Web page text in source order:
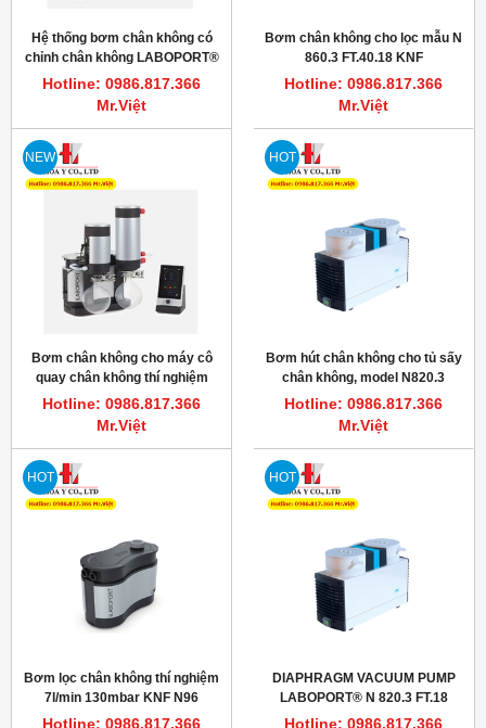
Hệ thống bơm chân không có
chỉnh chân không LABOPORT®
SC 820 G
Hotline: 0986.817.366
Mr.Việt
Bơm chân không cho lọc mẫu N
860.3 FT.40.18 KNF
Hotline: 0986.817.366
Mr.Việt
NEW
Bơm chân không cho máy cô
quay chân không thí nghiệm
SC820G KNF
Hotline: 0986.817.366
Mr.Việt
HOT
Bơm hút chân không cho tủ sấy
chân không, model N820.3
FT.18 KNF
Hotline: 0986.817.366
Mr.Việt
HOT
Bơm lọc chân không thí nghiệm
7l/min 130mbar KNF N96
Hotline: 0986.817.366
HOT
DIAPHRAGM VACUUM PUMP
LABOPORT® N 820.3 FT.18
Hotline: 0986.817.366